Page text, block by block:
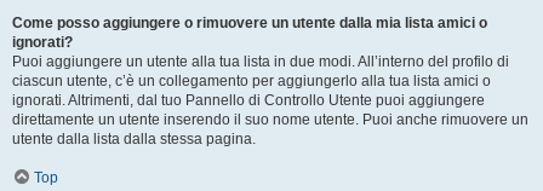
Come posso aggiungere o rimuovere un utente dalla mia lista amici o
ignorati?
Puoi aggiungere un utente alla tua lista in due modi. All’interno del profilo di
ciascun utente, c’è un collegamento per aggiungerlo alla tua lista amici o
ignorati. Altrimenti, dal tuo Pannello di Controllo Utente puoi aggiungere
direttamente un utente inserendo il suo nome utente. Puoi anche rimuovere un
utente dalla lista dalla stessa pagina.
Top